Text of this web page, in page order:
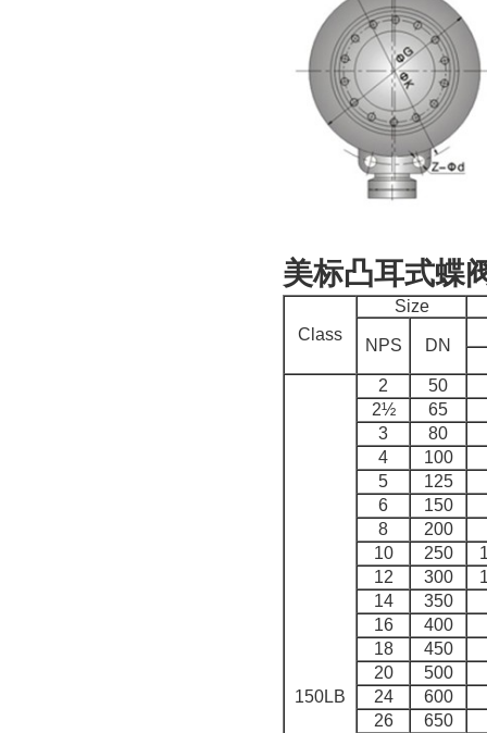
美标凸耳式蝶
Class
Size
NPS DN
150LB
2
50
2½
65
3
80
4
100
5
125
6
150
8
200
10
250
12
300
14
350
16
400
18
450
20
500
24
600
26
650